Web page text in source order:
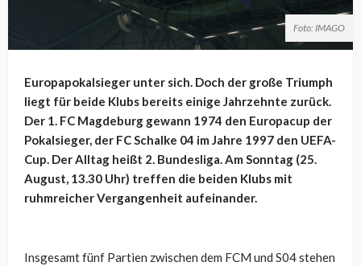
Foto: IMAGO
Europapokalsieger unter sich. Doch der große Triumph
liegt für beide Klubs bereits einige Jahrzehnte zurück.
Der 1. FC Magdeburg gewann 1974 den Europacup der
Pokalsieger, der FC Schalke 04 im Jahre 1997 den UEFA-
Cup. Der Alltag heißt 2. Bundesliga. Am Sonntag (25.
August, 13.30 Uhr) treffen die beiden Klubs mit
ruhmreicher Vergangenheit aufeinander.
Insgesamt fünf Partien zwischen dem FCM und S04 stehen